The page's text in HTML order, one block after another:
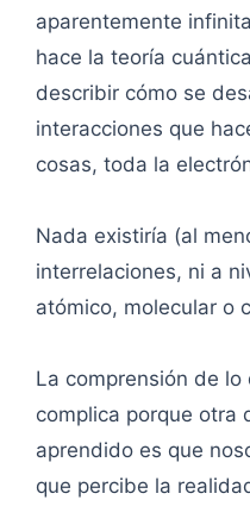
aparentemente
hace la teoría
describir cómo se
interacciones que
cosas, toda la
Nada existiría (al
interrelaciones, ni a
atómico, molecular o
La comprensión de
complica porque otra
aprendido es que
que percibe la